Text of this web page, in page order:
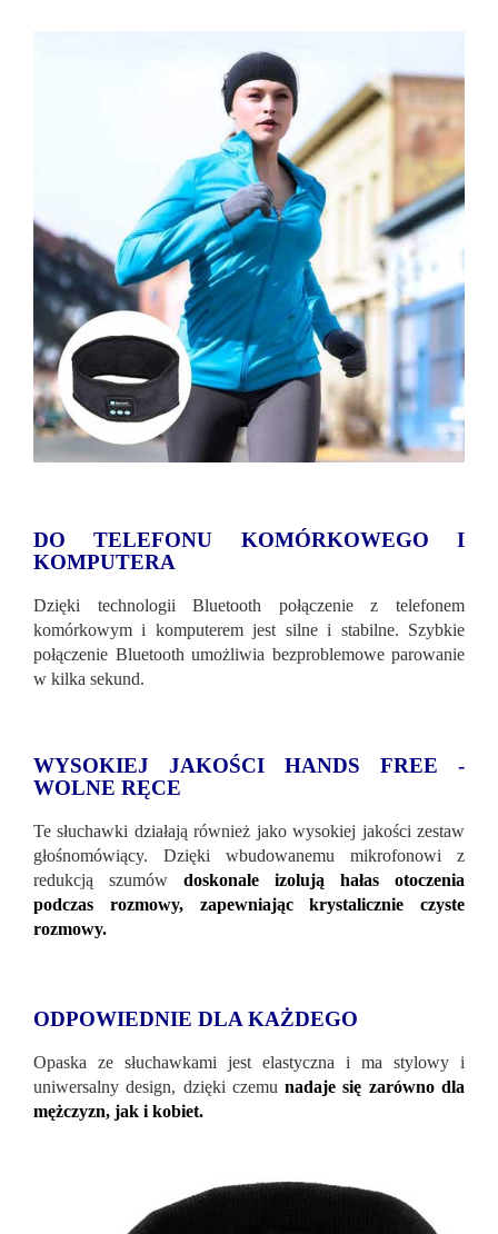
DO TELEFONU KOMÓRKOWEGO I
KOMPUTERA
Dzięki technologii Bluetooth połączenie z telefonem
komórkowym i komputerem jest silne i stabilne. Szybkie
połączenie Bluetooth umożliwia bezproblemowe parowanie
w kilka sekund.
WYSOKIEJ JAKOŚCI HANDS FREE -
WOLNE RĘCE
Te słuchawki działają również jako wysokiej jakości zestaw
głośnomówiący. Dzięki wbudowanemu mikrofonowi z
redukcją szumów doskonale izolują hałas otoczenia
podczas rozmowy, zapewniając krystalicznie czyste
rozmowy.
ODPOWIEDNIE DLA KAŻDEGO
Opaska ze słuchawkami jest elastyczna i ma stylowy i
uniwersalny design, dzięki czemunadaje się zarówno dla
mężczyzn, jak i kobiet.